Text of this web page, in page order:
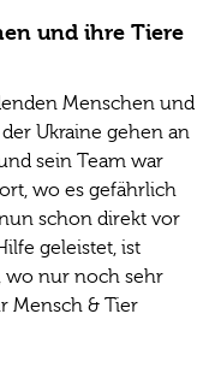
und ihre Tiere
Menschen und
Ukraine gehen an
sein Team war
wo es gefährlich
schon direkt vor
geleistet, ist
wo nur noch sehr
Mensch & Tier